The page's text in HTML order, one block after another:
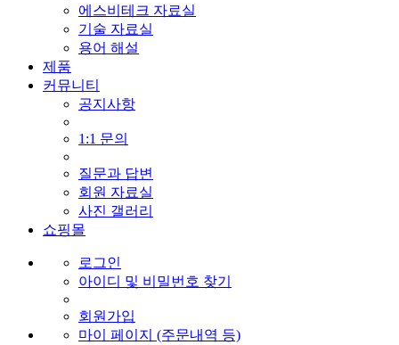
에스비테크 자료실
기술 자료실
용어 해설
제품
커뮤니티
공지사항
1:1 문의
질문과 답변
회원 자료실
사진 갤러리
쇼핑몰
로그인
아이디 및 비밀번호 찾기
회원가입
마이 페이지 (주문내역 등)